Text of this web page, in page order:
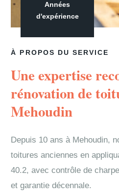
À PROPOS DU SERVICE
Une expertise
rénovation de
Mehoudin
Depuis 10 ans à Mehoudin,
toitures anciennes en
40.2, avec contrôle de
et garantie décennale.
Années
d'expérience